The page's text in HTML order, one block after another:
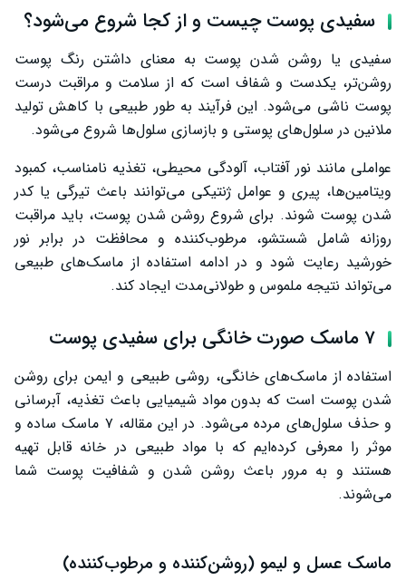
ماسک صورت خانگی برای سفیدی پوست دائمی است؟
سخن پایانی
سفیدی پوست چیست و از کجا شروع می‌شود؟
سفیدی یا روشن شدن پوست به معنای داشتن رنگ پوست
روشن‌تر، یکدست و شفاف است که از سلامت و مراقبت درست
پوست ناشی می‌شود. این فرآیند به طور طبیعی با کاهش تولید
ملانین در سلول‌های پوستی و بازسازی سلول‌ها شروع می‌شود.
عواملی مانند نور آفتاب، آلودگی محیطی، تغذیه نامناسب، کمبود
ویتامین‌ها، پیری و عوامل ژنتیکی می‌توانند باعث تیرگی یا کدر
شدن پوست شوند. برای شروع روشن شدن پوست، باید مراقبت
روزانه شامل شستشو، مرطوب‌کننده و محافظت در برابر نور
خورشید رعایت شود و در ادامه استفاده از ماسک‌های طبیعی
می‌تواند نتیجه ملموس و طولانی‌مدت ایجاد کند.
7 ماسک صورت خانگی برای سفیدی پوست
استفاده از ماسک‌های خانگی، روشی طبیعی و ایمن برای روشن
شدن پوست است که بدون مواد شیمیایی باعث تغذیه، آبرسانی
و حذف سلول‌های مرده می‌شود. در این مقاله، ۷ ماسک ساده و
موثر را معرفی کرده‌ایم که با مواد طبیعی در خانه قابل تهیه
هستند و به مرور باعث روشن شدن و شفافیت پوست شما
می‌شوند.
ماسک عسل و لیمو (روشن‌کننده و مرطوب‌کننده)